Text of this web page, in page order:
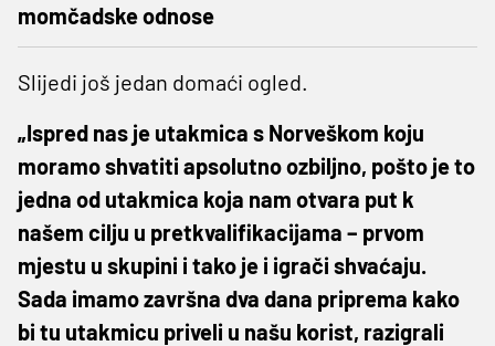
momčadske odnose
Slijedi još jedan domaći ogled.
„Ispred nas je utakmica s Norveškom koju
moramo shvatiti apsolutno ozbiljno, pošto je to
jedna od utakmica koja nam otvara put k
našem cilju u pretkvalifikacijama – prvom
mjestu u skupini i tako je i igrači shvaćaju.
Sada imamo završna dva dana priprema kako
bi tu utakmicu priveli u našu korist, razigrali